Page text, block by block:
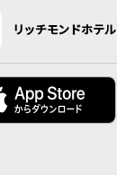
リッチモンドホテ